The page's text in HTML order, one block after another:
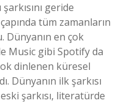
geride
tüm zamanların
Dünyanın en çok
Music gibi Spotify da
dinlenen küresel
Dünyanın ilk şarkısı
şarkısı, literatürde